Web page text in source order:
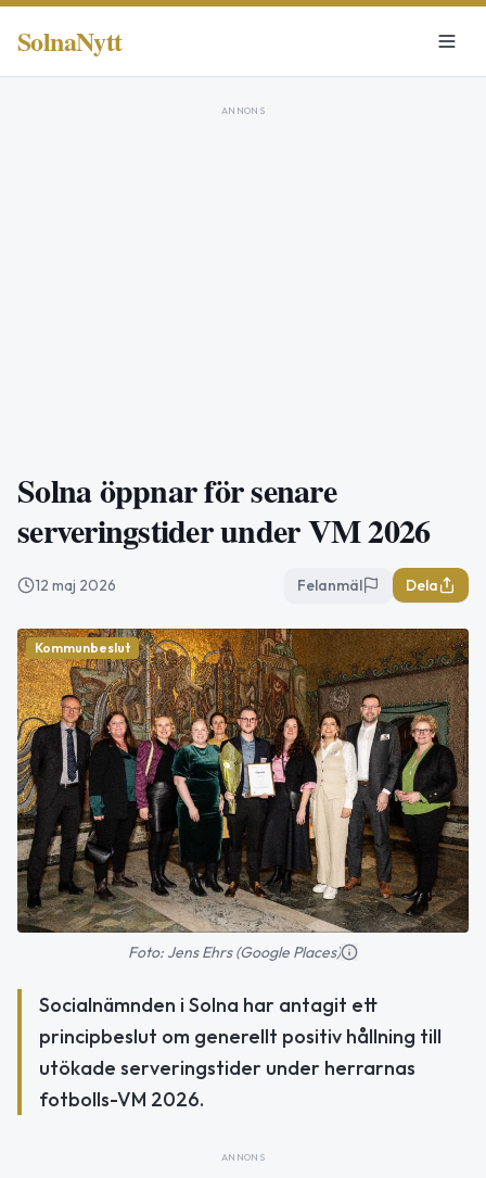
SolnaNytt
ANNONS
Solna öppnar för senare
serveringstider under VM 2026
12 maj 2026 Felanmäl Dela
Kommunbeslut
Foto: Jens Ehrs (Google Places)
Socialnämnden i Solna har antagit ett
principbeslut om generellt positiv hållning till
utökade serveringstider under herrarnas
fotbolls-VM 2026.
ANNONS